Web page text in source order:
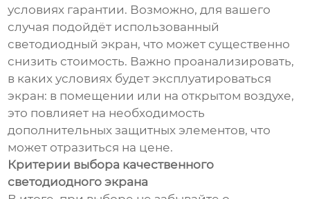
условиях гарантии. Возможно, для вашего
случая подойдёт использованный
светодиодный экран, что может существенно
снизить стоимость. Важно проанализировать,
в каких условиях будет эксплуатироваться
экран: в помещении или на открытом воздухе,
это повлияет на необходимость
дополнительных защитных элементов, что
может отразиться на цене.
Критерии выбора качественного
светодиодного экрана